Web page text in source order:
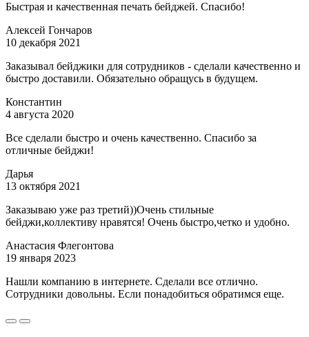
Быстрая и качественная печать бейджей. Спасибо!
Алексей Гончаров
10 декабря 2021
Заказывал бейджики для сотрудников - сделали качественно и
быстро доставили. Обязательно обращусь в будущем.
Константин
4 августа 2020
Все сделали быстро и очень качественно. Спасибо за
отличные бейджи!
Дарья
13 октября 2021
Заказываю уже раз третий))Очень стильные
бейджи,коллективу нравятся! Очень быстро,четко и удобно.
Анастасия Флегонтова
19 января 2023
Нашли компанию в интернете. Сделали все отлично.
Сотрудники довольны. Если понадобиться обратимся еще.